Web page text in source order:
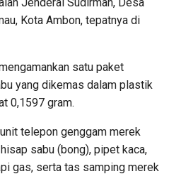
Jenderal Sudirman, Desa
Kota Ambon, tepatnya di
satu paket
yang dikemas dalam plastik
0,1597 gram.
telepon genggam merek
sabu (bong), pipet kaca,
gas, serta tas samping merek